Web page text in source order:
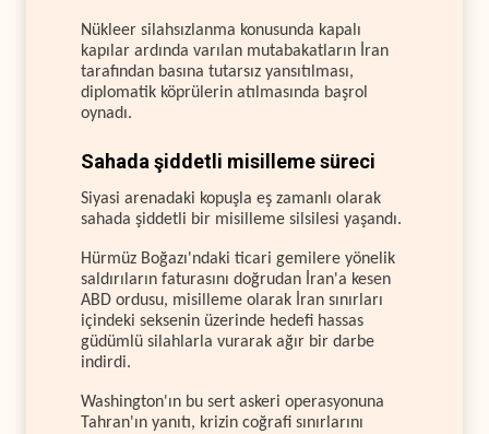
Nükleer silahsızlanma konusunda kapalı
kapılar ardında varılan mutabakatların İran
tarafından basına tutarsız yansıtılması,
diplomatik köprülerin atılmasında başrol
oynadı.
Sahada şiddetli misilleme süreci
Siyasi arenadaki kopuşla eş zamanlı olarak
sahada şiddetli bir misilleme silsilesi yaşandı.
Hürmüz Boğazı'ndaki ticari gemilere yönelik
saldırıların faturasını doğrudan İran'a kesen
ABD ordusu, misilleme olarak İran sınırları
içindeki seksenin üzerinde hedefi hassas
güdümlü silahlarla vurarak ağır bir darbe
indirdi.
Washington'ın bu sert askeri operasyonuna
Tahran'ın yanıtı, krizin coğrafi sınırlarını